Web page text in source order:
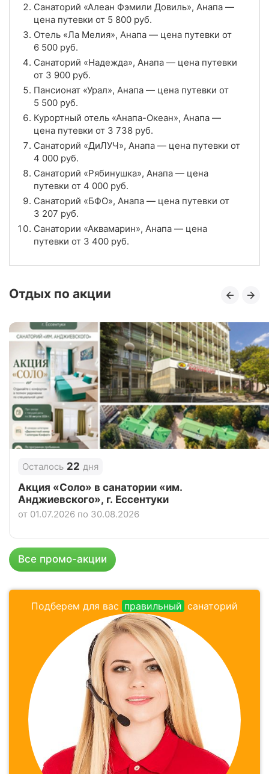
Отзывы 6 отзывов
Санаторий «Рябинушка», Анапа
Цена в сутки от4 000 руб.
Рейтинг 4.7
Отзывы 3 отзывов
Санатории «Аквамарин», Анапа
Цена в сутки
Рейтинг 4.6
Отзывы
Санаторий «Родник», Анапа
Цена в сутки от4 138руб.
Рейтинг 4.3
Отзывы 3 отзывов
Санаторий «Старинная Анапа», Анапа
Цена в сутки от8 500руб.
Рейтинг 4.0
Отзывы 3 отзывов
Курортный отель «Анапа-Океан», Анапа
Рейтинг 4.8
Санаторий «Анапа», Анапа
Рейтинг 3.8
4 отзывов
Санаторий «Алеан Фэмили Довиль», Анапа —
цена путевки от 5 800 руб.
Отель «Ла Мелия», Анапа — цена путевки от
6 500 руб.
Санаторий «Надежда», Анапа — цена путевки
от 3 900 руб.
Пансионат «Урал», Анапа — цена путевки от
5 500 руб.
Курортный отель «Анапа-Океан», Анапа —
цена путевки от 3 738 руб.
Санаторий «ДиЛУЧ», Анапа — цена путевки от
4 000 руб.
Санаторий «Рябинушка», Анапа — цена
путевки от 4 000 руб.
Санаторий «БФО», Анапа — цена путевки от
3 207 руб.
Санатории «Аквамарин», Анапа — цена
путевки от 3 400 руб.
Отдых по акции
Осталось 22 дня
Акция «Соло» в санатории «им.
Анджиевского», г. Ессентуки
от 01.07.2026 по 30.08.2026
Все промо-акции
Подберем для вас правильный санаторий